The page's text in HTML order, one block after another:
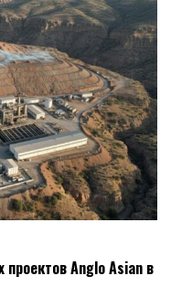
Anglo Asian в